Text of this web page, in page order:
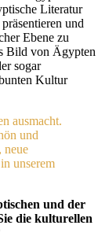
Literatur
und
Ebene zu
Bild von Ägypten
sogar
Kultur
ausmacht.
und
neue
unserem
und der
die kulturellen